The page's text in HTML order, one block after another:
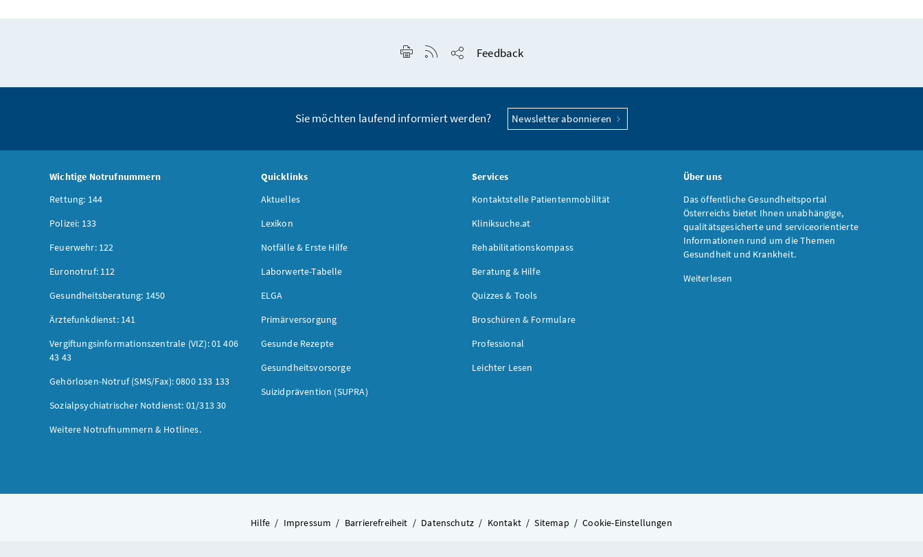
Seite drucken
RSS-Feed anzeigen
Feedback
Sie möchten laufend informiert werden? Newsletter abonnieren
Wichtige Notrufnummern
Rettung: 144
Polizei: 133
Feuerwehr: 122
Euronotruf: 112
Gesundheitsberatung: 1450
Ärztefunkdienst: 141
Vergiftungsinformationszentrale (VIZ): 01 406
43 43
Gehörlosen-Notruf (SMS/Fax): 0800 133 133
Sozialpsychiatrischer Notdienst: 01/313 30
Weitere Notrufnummern & Hotlines.
Quicklinks
Aktuelles
Lexikon
Notfälle & Erste Hilfe
Laborwerte-Tabelle
ELGA
Primärversorgung
Gesunde Rezepte
Gesundheitsvorsorge
Suizidprävention (SUPRA)
Services
Kontaktstelle Patientenmobilität
Kliniksuche.at
Rehabilitationskompass
Beratung & Hilfe
Quizzes & Tools
Broschüren & Formulare
Professional
Leichter Lesen
Über uns
Das öffentliche Gesundheitsportal
Österreichs bietet Ihnen unabhängige,
qualitätsgesicherte und serviceorientierte
Informationen rund um die Themen
Gesundheit und Krankheit.
Weiterlesen
Hilfe / Impressum / Barrierefreiheit / Datenschutz / Kontakt / Sitemap / Cookie-Einstellungen